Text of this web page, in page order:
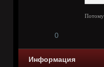
Потому
0
Информация